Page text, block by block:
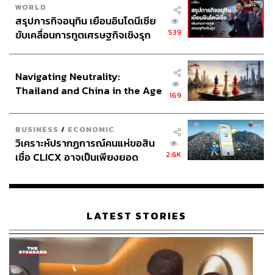
WORLD
สรุปภารกิจอนุทิน เยือนอินโดนีเซีย
ขับเคลื่อนการทูตเศรษฐกิจเชิงรุก
539
Navigating Neutrality:
Thailand and China in the Age
169
BUSINESS / ECONOMIC
วิเคราะห์ปรากฏการณ์คนแห่ขอสิน
เชื่อ CLICX อาจเป็นเพียงยอด
เรือนไทยที่ถูกซุกไว้
2.6K
LATEST STORIES